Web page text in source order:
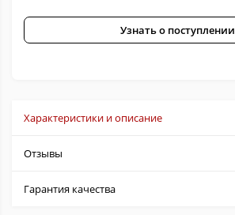
Узнать о поступлении
Характеристики и описание
Отзывы
Гарантия качества